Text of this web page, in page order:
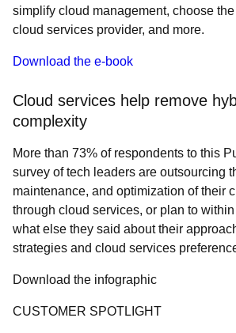
simplify cloud management, choose
cloud services provider, and more.
Download the e-book
Cloud services help remove
complexity
More than 73% of respondents to this
survey of tech leaders are outsourcing
maintenance, and optimization of their
through cloud services, or plan to
what else they said about their
strategies and cloud services
Download the infographic
CUSTOMER SPOTLIGHT